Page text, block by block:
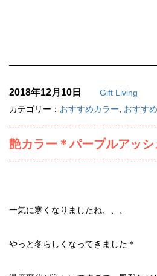
2018年12月10日
Gift Living
カテゴリー： おすすめカラー, おすす
艶カラー＊パープルアッ
一気に寒くなりましたね、、、
やっと冬らしくなってきました＊